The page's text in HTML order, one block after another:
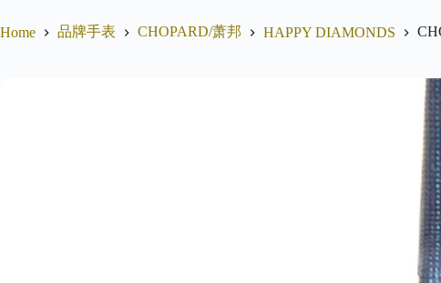
Home 品牌手表 CHOPARD/萧邦 HAPPY DIAMONDS